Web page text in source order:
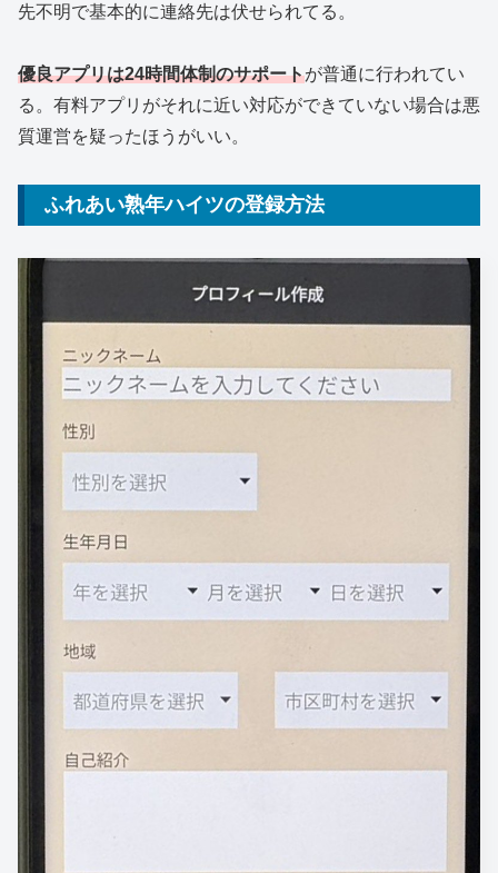
先不明で基本的に連絡先は伏せられてる。
優良アプリは24時間体制のサポートが普通に行われてい
る。有料アプリがそれに近い対応ができていない場合は悪
質運営を疑ったほうがいい。
ふれあい熟年ハイツの登録方法